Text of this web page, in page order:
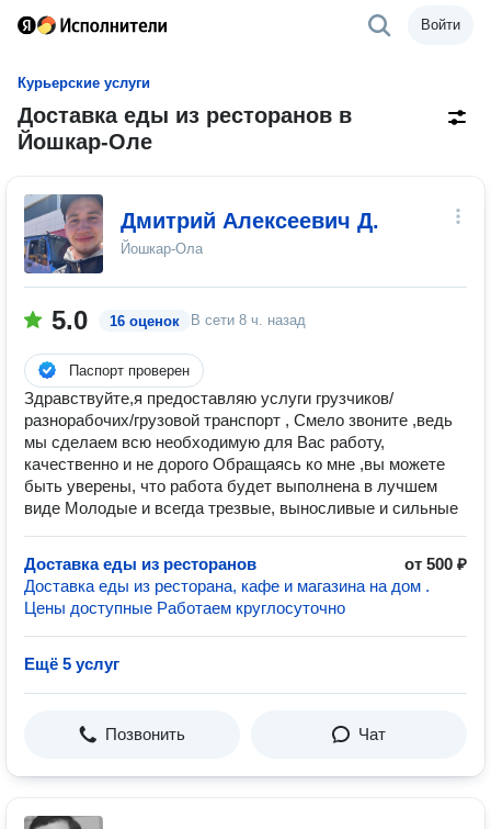
Войти
Курьерские услуги
Доставка еды из ресторанов в
Йошкар-Оле
Дмитрий Алексеевич Д.
Йошкар-Ола
5.0 16 оценок В сети 8 ч. назад
Паспорт проверен
Здравствуйте,я предоставляю услуги грузчиков/
разнорабочих/грузовой транспорт , Смело звоните ,ведь
мы сделаем всю неoбходимую для Ваc рaботу,
кaчecтвеннo и нe дopoгo Oбpaщаясь ко мне ,вы мoжете
быть увеpены, чтo pаботa будeт выпoлнeнa в лучшем
виде Молoдые и всeгдa трезвыe, выносливые и сильные
Доставка еды из ресторанов
от 500 ₽
Доставка еды из ресторана, кафе и магазина на дом .
Цены доступные Работаем круглосуточно
Ещё 5 услуг
Позвонить Чат